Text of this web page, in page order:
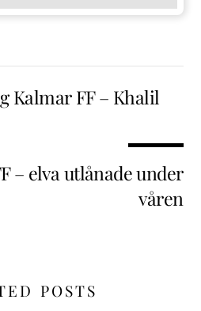
Kalmar FF – Khalil
– elva utlånade under
våren
POSTS